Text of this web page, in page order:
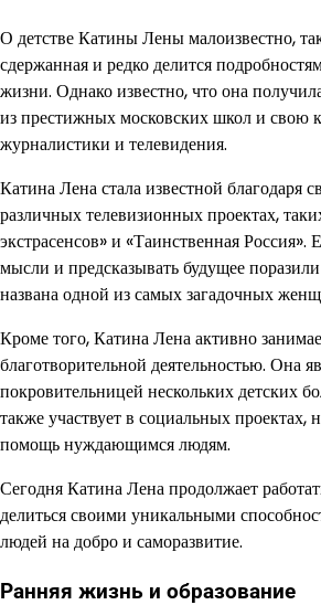
О детстве Катины Лены малоизвестно,
сдержанная и редко делится
жизни. Однако известно, что она
из престижных московских школ и свою
журналистики и телевидения.
Катина Лена стала известной благодаря
различных телевизионных проектах,
экстрасенсов» и «Таинственная Россия».
мысли и предсказывать будущее
названа одной из самых загадочных
Кроме того, Катина Лена активно
благотворительной деятельностью. Она
покровительницей нескольких детских
также участвует в социальных проектах,
помощь нуждающимся людям.
Сегодня Катина Лена продолжает
делиться своими уникальными
людей на добро и саморазвитие.
Ранняя жизнь и образование